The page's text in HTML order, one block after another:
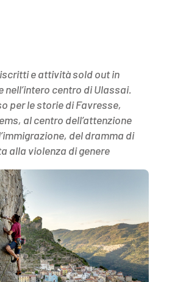
e attività sold out in
nell’intero centro di Ulassai.
per le storie di Favresse,
al centro dell’attenzione
del dramma di
alla violenza di genere